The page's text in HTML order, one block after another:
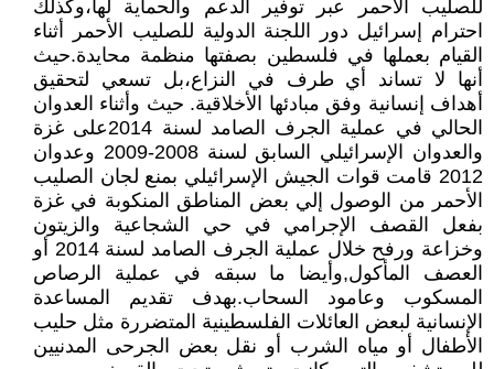
للصليب الأحمر عبر توفير الدعم والحماية لها،وكذلك
احترام إسرائيل دور اللجنة الدولية للصليب الأحمر أثناء
القيام بعملها في فلسطين بصفتها منظمة محايدة.حيث
أنها لا تساند أي طرف في النزاع،بل تسعي لتحقيق
أهداف إنسانية وفق مبادئها الأخلاقية. حيث وأثناء العدوان
الحالي في عملية الجرف الصامد لسنة 2014على غزة
والعدوان الإسرائيلي السابق لسنة 2008-2009 وعدوان
2012 قامت قوات الجيش الإسرائيلي بمنع لجان الصليب
الأحمر من الوصول إلي بعض المناطق المنكوبة في غزة
بفعل القصف الإجرامي في حي الشجاعية والزيتون
وخزاعة ورفح خلال عملية الجرف الصامد لسنة 2014 أو
العصف المأكول,وأيضا ما سبقه في عملية الرصاص
المسكوب وعامود السحاب.بهدف تقديم المساعدة
الإنسانية لبعض العائلات الفلسطينية المتضررة مثل حليب
الأطفال أو مياه الشرب أو نقل بعض الجرحى المدنيين